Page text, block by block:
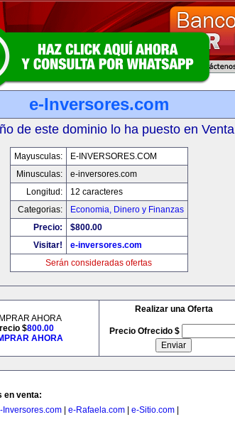
e-Inversores.com
de este dominio lo ha puesto en Venta
Mayusculas:
E-INVERSORES.COM
Minusculas:
e-inversores.com
Longitud:
12 caracteres
Categorias:
Economia, Dinero y Finanzas
Precio:
$800.00
Visitar!
e-inversores.com
Serán consideradas ofertas
AHORA
$800.00
AHORA
Realizar una Oferta
Precio Ofrecido $
en venta:
Inversores.com e-Rafaela.com e-Sitio.com